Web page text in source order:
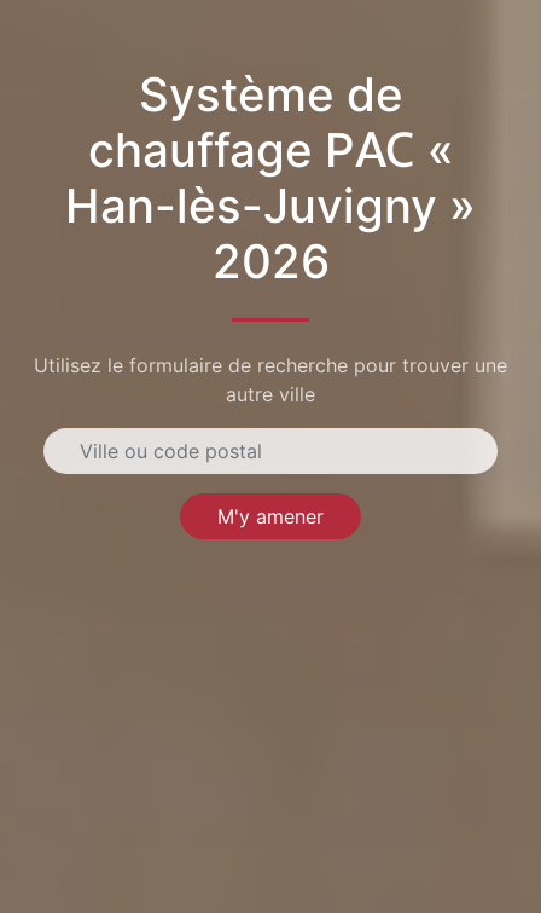
Système de
chauffage PAC «
Han-lès-Juvigny »
2026
Utilisez le formulaire de recherche pour trouver une
autre ville
M'y amener